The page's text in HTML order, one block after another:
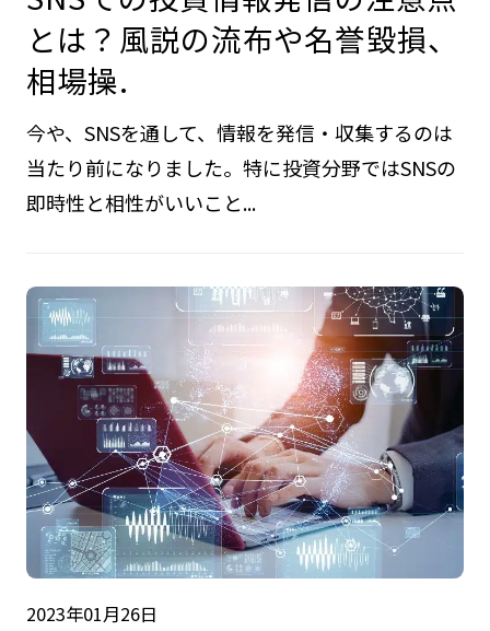
とは？風説の流布や名誉毀損、
相場操.
今や、SNSを通して、情報を発信・収集するのは
当たり前になりました。特に投資分野ではSNSの
即時性と相性がいいこと...
2023年01月26日